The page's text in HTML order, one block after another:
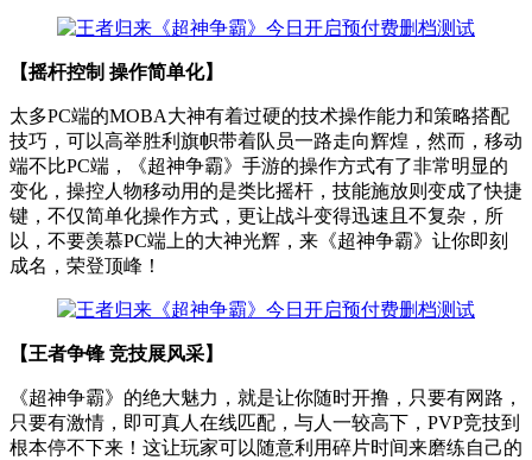
【摇杆控制 操作简单化】
太多PC端的MOBA大神有着过硬的技术操作能力和策略搭配
技巧，可以高举胜利旗帜带着队员一路走向辉煌，然而，移动
端不比PC端，《超神争霸》手游的操作方式有了非常明显的
变化，操控人物移动用的是类比摇杆，技能施放则变成了快捷
键，不仅简单化操作方式，更让战斗变得迅速且不复杂，所
以，不要羡慕PC端上的大神光辉，来《超神争霸》让你即刻
成名，荣登顶峰！
【王者争锋 竞技展风采】
《超神争霸》的绝大魅力，就是让你随时开撸，只要有网路，
只要有激情，即可真人在线匹配，与人一较高下，PVP竞技到
根本停不下来！这让玩家可以随意利用碎片时间来磨练自己的